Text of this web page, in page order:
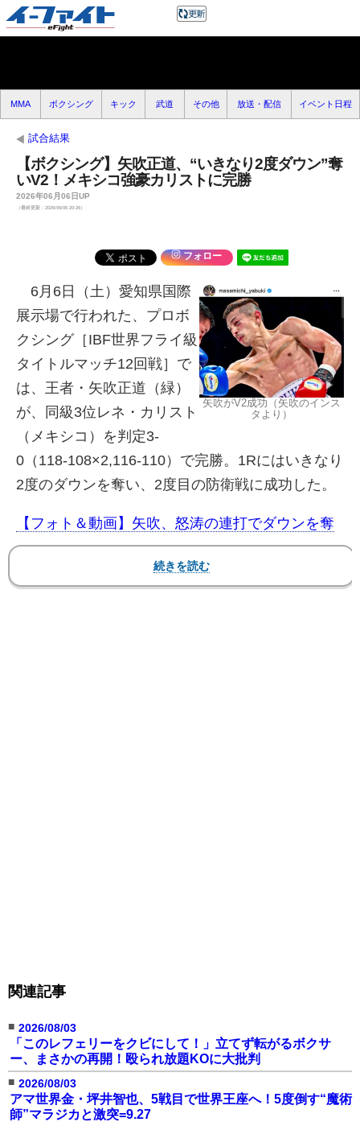
MMA ボクシング キック 武道 その他 放送・配信 イベント日程
試合結果
【ボクシング】矢吹正道、“いきなり2度ダウン”奪
いV2！メキシコ強豪カリストに完勝
2026年06月06日UP
（最終更新：2026/06/06 20:26）
フォロー
矢吹がV2成功（矢吹のインス
タより）
6月6日（土）愛知県国際
展示場で行われた、プロボ
クシング［IBF世界フライ級
タイトルマッチ12回戦］で
は、王者・矢吹正道（緑）
が、同級3位レネ・カリスト
（メキシコ）を判定3-
0（118-108×2,116-110）で完勝。1Rにはいきなり
2度のダウンを奪い、2度目の防衛戦に成功した。
【フォト＆動画】矢吹、怒涛の連打でダウンを奪
う！
関連記事
■ 2026/08/03
「このレフェリーをクビにして！」立てず転がるボクサ
ー、まさかの再開！殴られ放題KOに大批判
■ 2026/08/03
アマ世界金・坪井智也、5戦目で世界王座へ！5度倒す“魔術
師”マラジカと激突=9.27